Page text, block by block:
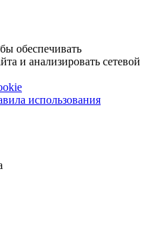
обеспечивать
и анализировать сетевой
использования